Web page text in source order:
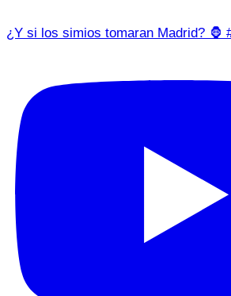
¿Y si los simios tomaran Madrid? 🦍